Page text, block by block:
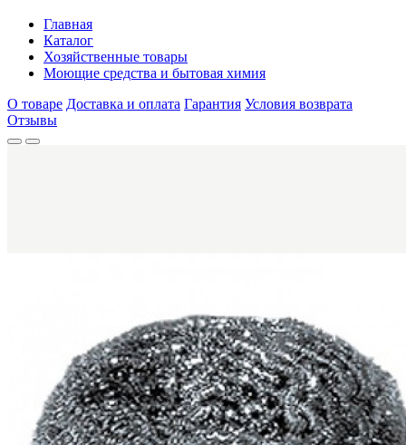
Главная
Каталог
Хозяйственные товары
Моющие средства и бытовая химия
О товаре Доставка и оплата Гарантия Условия возврата
Отзывы